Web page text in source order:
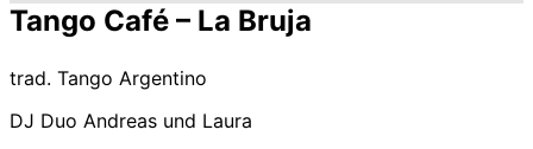
Tango Café – La Bruja
trad. Tango Argentino
DJ Duo Andreas und Laura